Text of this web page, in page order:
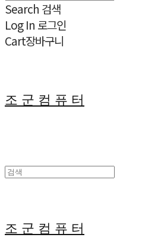
Search 검색
Log In 로그인
Cart장바구니
조 군 컴 퓨 터
조 군 컴 퓨 터